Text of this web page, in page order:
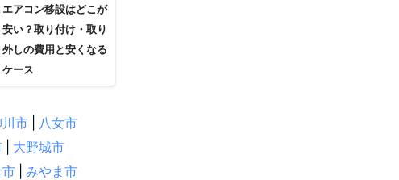
エアコン移設はどこが
安い？取り付け・取り
外しの費用と安くなる
ケース
市
八女市
大野城市
みやま市